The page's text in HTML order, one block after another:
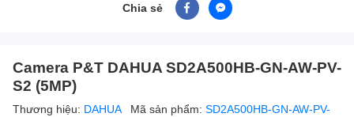
Chia sẻ
Camera P&T DAHUA SD2A500HB-GN-AW-PV-
S2 (5MP)
Thương hiệu: DAHUA Mã sản phẩm: SD2A500HB-GN-AW-PV-